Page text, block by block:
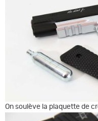
On soulève la plaquette de